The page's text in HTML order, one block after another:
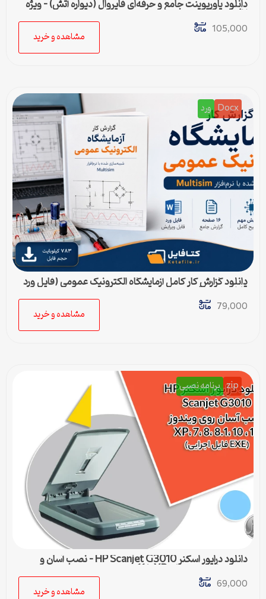
دانلود پاورپوینت جامع و حرفه‌ای فایروال (دیواره آتش) – ویژه
ارائه و پروژه
105,000
مشاهده و خرید
Docx ورد
دانلود گزارش کار کامل آزمایشگاه الکترونیک عمومی (فایل ورد
قابل ویرایش)
79,000
مشاهده و خرید
zip برنامه نصبی
دانلود درایور اسکنر HP Scanjet G3010 – نصب آسان و
سریع برای ویندوزهای XP تا 11
69,000
مشاهده و خرید